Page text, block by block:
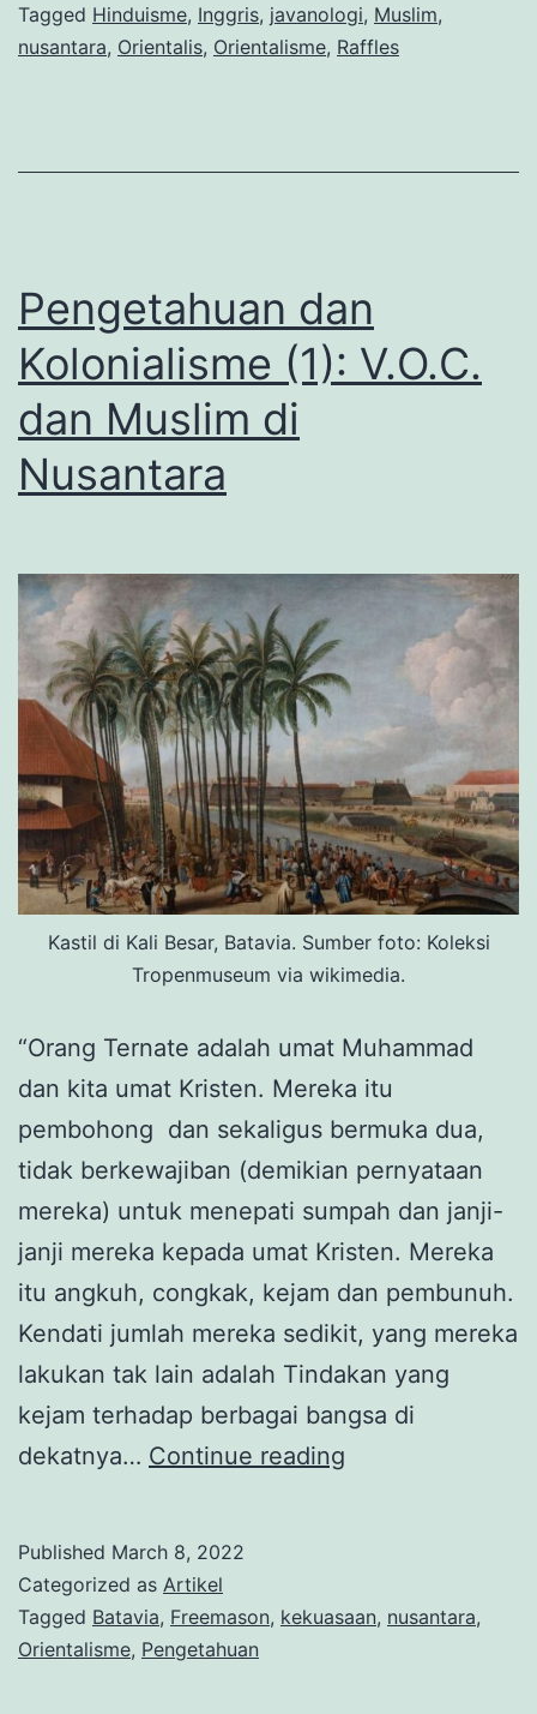
Raffles
dan
di
Tagged Hinduisme, Inggris, javanologi, Muslim,
nusantara, Orientalis, Orientalisme, Raffles
Pengetahuan dan
Kolonialisme (1): V.O.C.
dan Muslim di
Nusantara
Kastil di Kali Besar, Batavia. Sumber foto: Koleksi
Tropenmuseum via wikimedia.
“Orang Ternate adalah umat Muhammad
dan kita umat Kristen. Mereka itu
pembohong dan sekaligus bermuka dua,
tidak berkewajiban (demikian pernyataan
mereka) untuk menepati sumpah dan janji-
janji mereka kepada umat Kristen. Mereka
itu angkuh, congkak, kejam dan pembunuh.
Kendati jumlah mereka sedikit, yang mereka
lakukan tak lain adalah Tindakan yang
kejam terhadap berbagai bangsa di
dekatnya… Continue reading
V.O.C.
Published March 8, 2022
Categorized as Artikel
Tagged Batavia, Freemason, kekuasaan, nusantara,
Orientalisme, Pengetahuan